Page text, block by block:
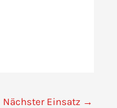
Nächster Einsatz →